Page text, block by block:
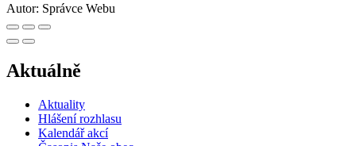
Autor: Správce Webu
Aktuálně
Aktuality
Hlášení rozhlasu
Kalendář akcí